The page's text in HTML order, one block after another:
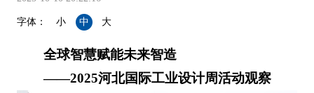
字体： 小 中 大
全球智慧赋能未来智造
——2025河北国际工业设计周活动观察